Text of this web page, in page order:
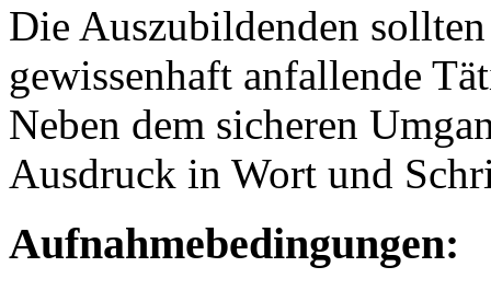
Die Auszubildenden
gewissenhaft anfallende
Neben dem sicheren
Ausdruck in Wort und
Aufnahmebedingungen: